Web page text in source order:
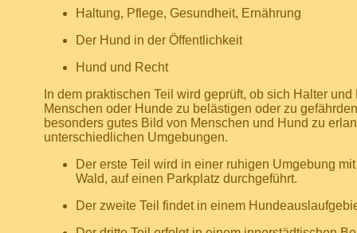
Haltung, Pflege, Gesundheit, Ernährung
Der Hund in der Öffentlichkeit
Hund und Recht
In dem praktischen Teil wird geprüft, ob sich Halter
Menschen oder Hunde zu belästigen oder zu
besonders gutes Bild von Menschen und Hund zu
unterschiedlichen Umgebungen.
Der erste Teil wird in einer ruhigen Umgebung
Wald, auf einen Parkplatz durchgeführt.
Der zweite Teil findet in einem